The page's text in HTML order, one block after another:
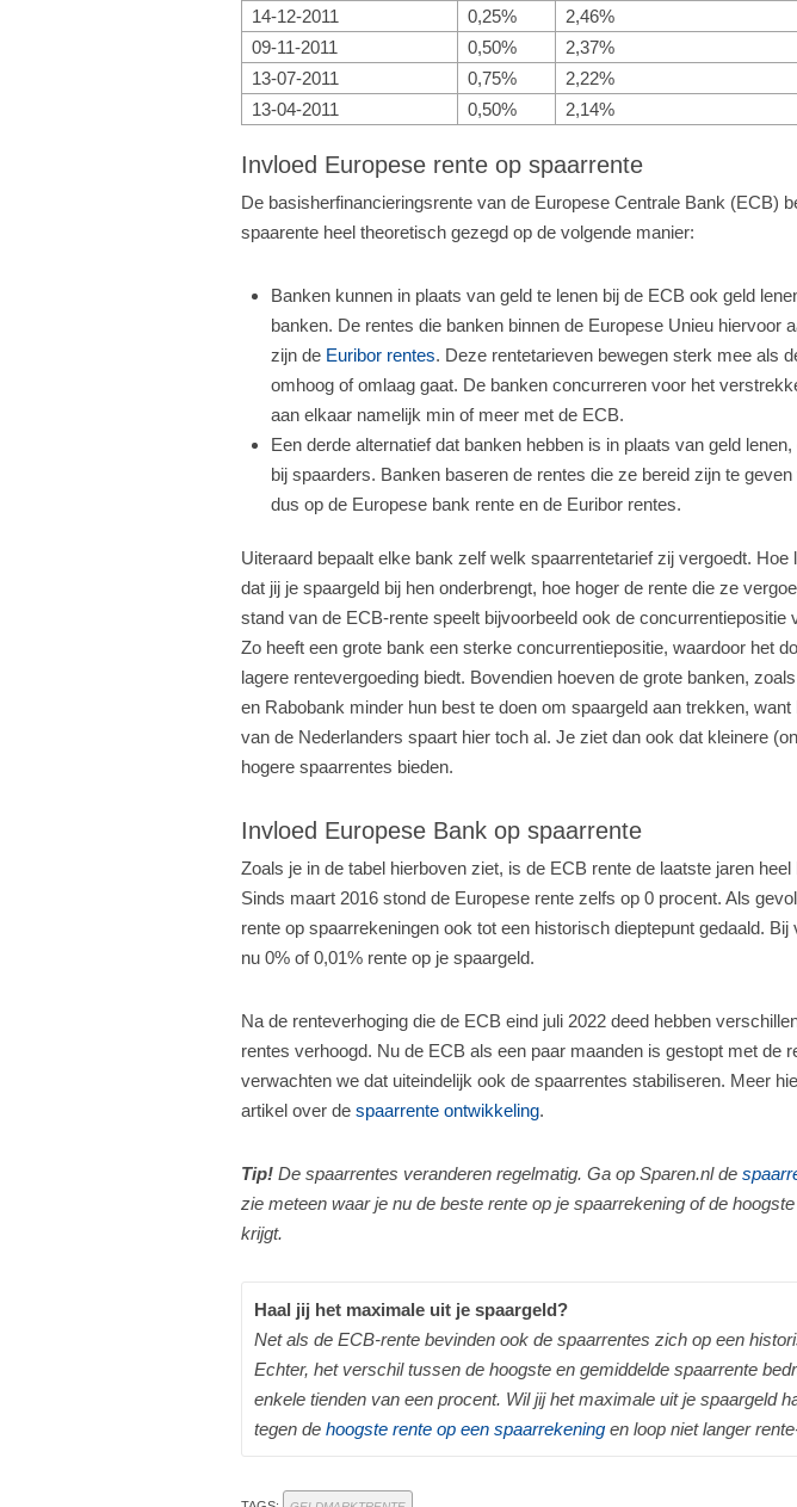
14-12-2011
0,25%
2,46%
09-11-2011
0,50%
2,37%
13-07-2011
0,75%
2,22%
13-04-2011
0,50% 2,14%
Invloed Europese rente op spaarrente
De basisherfinancieringsrente van de Europese Centrale Bank (ECB)
spaarente heel theoretisch gezegd op de volgende manier:
Banken kunnen in plaats van geld te lenen bij de ECB ook geld
banken. De rentes die banken binnen de Europese Unieu hiervoor
zijn de Euribor rentes. Deze rentetarieven bewegen sterk mee als
omhoog of omlaag gaat. De banken concurreren voor het
aan elkaar namelijk min of meer met de ECB.
Een derde alternatief dat banken hebben is in plaats van geld
bij spaarders. Banken baseren de rentes die ze bereid zijn te
dus op de Europese bank rente en de Euribor rentes.
Uiteraard bepaalt elke bank zelf welk spaarrentetarief zij vergoedt. Hoe
dat jij je spaargeld bij hen onderbrengt, hoe hoger de rente die ze
stand van de ECB-rente speelt bijvoorbeeld ook de concurrentiepositie
Zo heeft een grote bank een sterke concurrentiepositie, waardoor het
lagere rentevergoeding biedt. Bovendien hoeven de grote banken,
en Rabobank minder hun best te doen om spaargeld aan trekken, want
van de Nederlanders spaart hier toch al. Je ziet dan ook dat kleinere
hogere spaarrentes bieden.
Invloed Europese Bank op spaarrente
Zoals je in de tabel hierboven ziet, is de ECB rente de laatste jaren heel
Sinds maart 2016 stond de Europese rente zelfs op 0 procent. Als
rente op spaarrekeningen ook tot een historisch dieptepunt gedaald. Bij
nu 0% of 0,01% rente op je spaargeld.
Na de renteverhoging die de ECB eind juli 2022 deed hebben
rentes verhoogd. Nu de ECB als een paar maanden is gestopt met de
verwachten we dat uiteindelijk ook de spaarrentes stabiliseren. Meer
artikel over de spaarrente ontwikkeling.
Tip! De spaarrentes veranderen regelmatig. Ga op Sparen.nl de
zie meteen waar je nu de beste rente op je spaarrekening of de hoogste
krijgt.
Haal jij het maximale uit je spaargeld?
Net als de ECB-rente bevinden ook de spaarrentes zich op een
Echter, het verschil tussen de hoogste en gemiddelde spaarrente
enkele tienden van een procent. Wil jij het maximale uit je spaargeld
tegen de hoogste rente op een spaarrekening en loop niet langer